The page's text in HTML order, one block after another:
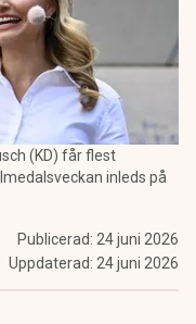
(KD) får flest
inleds på
Publicerad: 24 juni 2026
Uppdaterad: 24 juni 2026